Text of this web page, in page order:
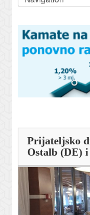
Prijateljsko
Ostalb (DE)